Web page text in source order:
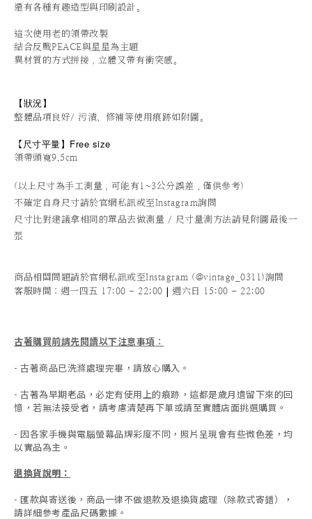
還有各種有趣造型與印刷設計。
這次使用老的領帶改製
結合反戰PEACE與星星為主題
異材質的方式拼接 ， 立體又帶有衝突感。
【狀況】
整體品項良好/ 污漬、修補等使用痕跡如附圖。
【 尺寸平量】Free size
領帶頭寬9.5cm
(以上尺寸為手工測量，可能有1~3公分誤差，僅供參考)
不確定自身尺寸請於官網私訊或至Instagram詢問
尺寸比對建議拿相同的單品去做測量 / 尺寸量測方法請見附圖最後一
張
商品相關問題請於官網私訊或至Instagram (@vintage_0311)詢問
客服時間 ：週一四五 17:00 - 22:00 | 週六日 15:00 - 22:00
古著購買前請先閱讀以下注意事項 ：
- 古著商品已洗滌處理完畢，請放心購入。
- 古著為早期老品，必定有使用上的痕跡，這都是歲月遺留下來的回
憶，若無法接受者，請考慮清楚再下單或請至實體店面挑選購買。
- 因各家手機與電腦螢幕品牌彩度不同，照片呈現會有些微色差，均
以實品為主。
退換貨說明：
- 匯款與寄送後，商品一律不做退款及退換貨處理（除款式寄錯），
請詳細參考產品尺碼數據 。